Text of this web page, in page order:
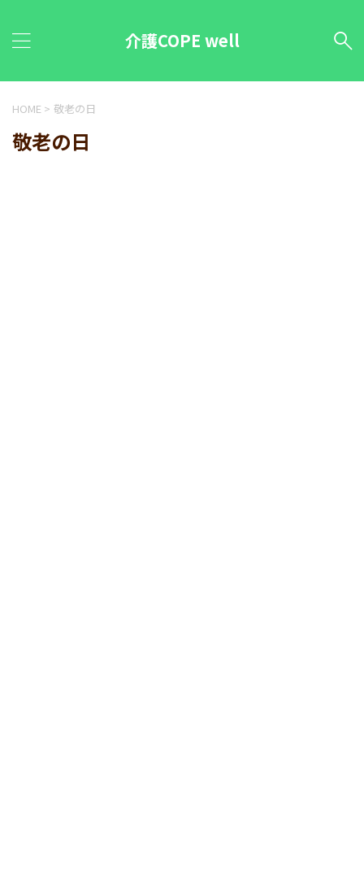
介護COPE well
HOME > 敬老の日
敬老の日